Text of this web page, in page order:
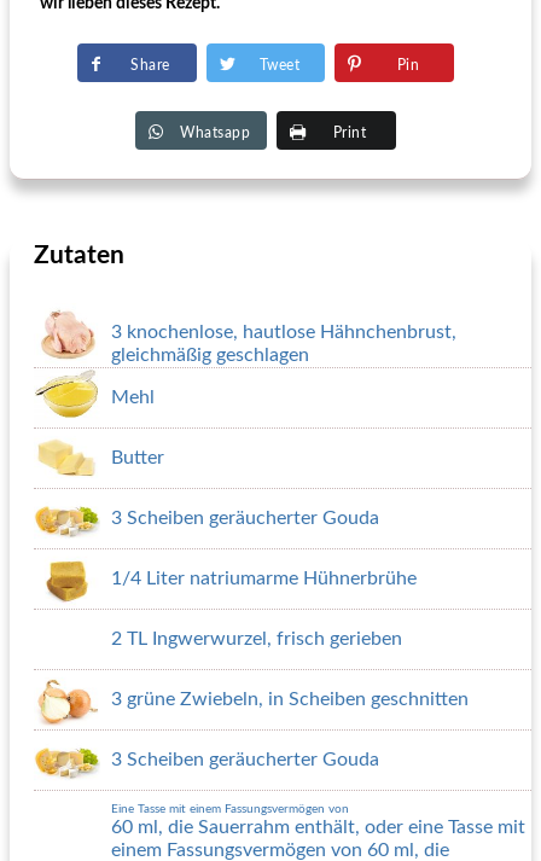
wir lieben dieses Rezept.
Share Tweet Pin
Whatsapp Print
Zutaten
3 knochenlose, hautlose Hähnchenbrust,
gleichmäßig geschlagen
Mehl
Butter
3 Scheiben geräucherter Gouda
1/4 Liter natriumarme Hühnerbrühe
2 TL Ingwerwurzel, frisch gerieben
3 grüne Zwiebeln, in Scheiben geschnitten
3 Scheiben geräucherter Gouda
Eine Tasse mit einem Fassungsvermögen von
60 ml, die Sauerrahm enthält, oder eine Tasse mit
einem Fassungsvermögen von 60 ml, die